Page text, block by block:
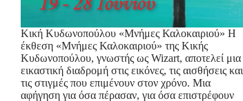
Κική Κυδωνοπούλου «Μνήμες Καλοκαιριού» Η
έκθεση «Μνήμες Καλοκαιριού» της Κικής
Κυδωνοπούλου, γνωστής ως Wizart, αποτελεί μια
εικαστική διαδρομή στις εικόνες, τις αισθήσεις και
τις στιγμές που επιμένουν στον χρόνο. Μια
αφήγηση για όσα πέρασαν, για όσα επιστρέφουν